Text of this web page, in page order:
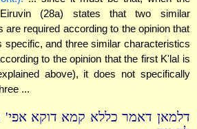
(28a) states that two similar
are required according to the opinion that
specific, and three similar characteristics
to the opinion that the first K'lal is
above), it does not specifically
...
דלמאן דאמר כללא קמא דוקא אפי'